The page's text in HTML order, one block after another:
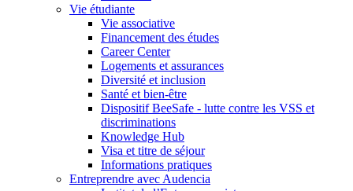
Vie étudiante
Vie associative
Financement des études
Career Center
Logements et assurances
Diversité et inclusion
Santé et bien-être
Dispositif BeeSafe - lutte contre les VSS et
discriminations
Knowledge Hub
Visa et titre de séjour
Informations pratiques
Entreprendre avec Audencia